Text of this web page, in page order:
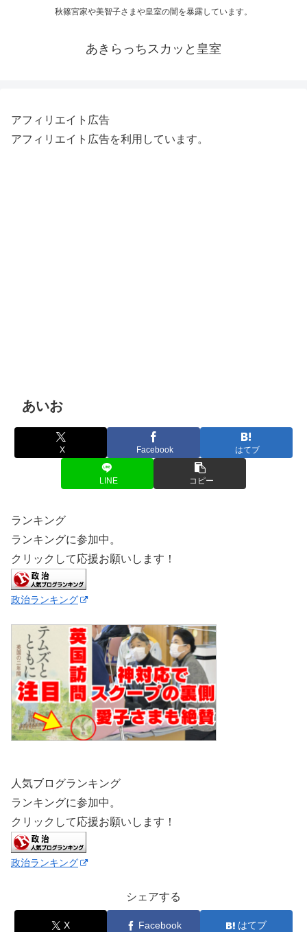
秋篠宮家や美智子さまや皇室の闇を暴露しています。
あきらっちスカッと皇室
アフィリエイト広告
アフィリエイト広告を利用しています。
あいお
X Facebook はてブ
LINE コピー
ランキング
ランキングに参加中。
クリックして応援お願いします！
政治ランキング
人気ブログランキング
ランキングに参加中。
クリックして応援お願いします！
政治ランキング
シェアする
X Facebook はてブ